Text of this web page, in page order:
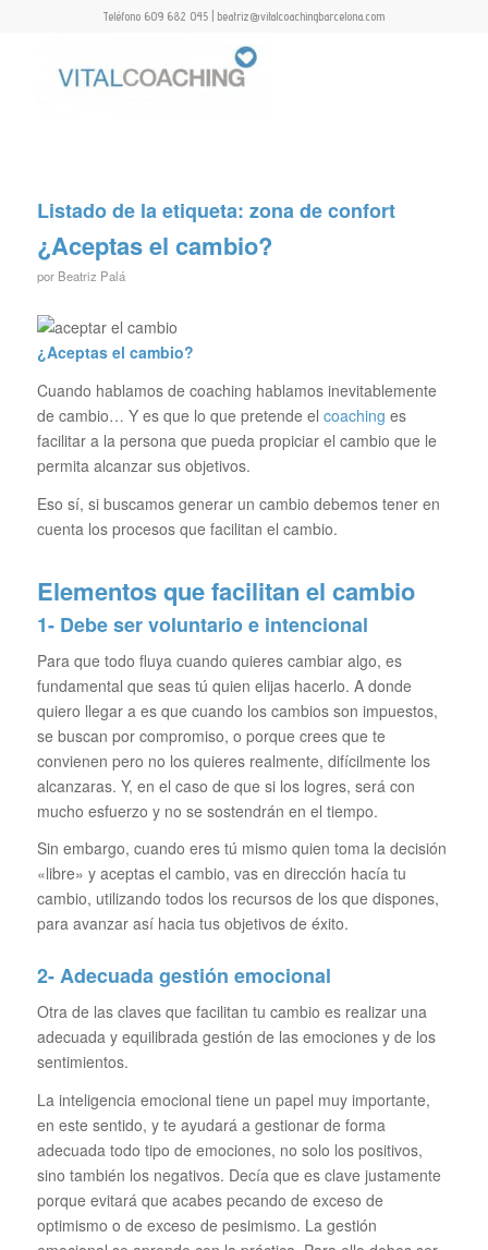
Teléfono 609 682 045 | beatriz@vitalcoachingbarcelona.com
Listado de la etiqueta: zona de confort
¿Aceptas el cambio?
por Beatriz Palá
¿Aceptas el cambio?
Cuando hablamos de coaching hablamos inevitablemente
de cambio… Y es que lo que pretende el coaching es
facilitar a la persona que pueda propiciar el cambio que le
permita alcanzar sus objetivos.
Eso sí, si buscamos generar un cambio debemos tener en
cuenta los procesos que facilitan el cambio.
Elementos que facilitan el cambio
1- Debe ser voluntario e intencional
Para que todo fluya cuando quieres cambiar algo, es
fundamental que seas tú quien elijas hacerlo. A donde
quiero llegar a es que cuando los cambios son impuestos,
se buscan por compromiso, o porque crees que te
convienen pero no los quieres realmente, difícilmente los
alcanzaras. Y, en el caso de que si los logres, será con
mucho esfuerzo y no se sostendrán en el tiempo.
Sin embargo, cuando eres tú mismo quien toma la decisión
«libre» y aceptas el cambio, vas en dirección hacía tu
cambio, utilizando todos los recursos de los que dispones,
para avanzar así hacia tus objetivos de éxito.
2- Adecuada gestión emocional
Otra de las claves que facilitan tu cambio es realizar una
adecuada y equilibrada gestión de las emociones y de los
sentimientos.
La inteligencia emocional tiene un papel muy importante,
en este sentido, y te ayudará a gestionar de forma
adecuada todo tipo de emociones, no solo los positivos,
sino también los negativos. Decía que es clave justamente
porque evitará que acabes pecando de exceso de
optimismo o de exceso de pesimismo. La gestión